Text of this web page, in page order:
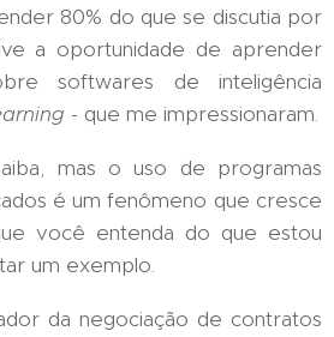
80% do que se discutia por
a oportunidade de aprender
softwares de inteligência
- que me impressionaram.
mas o uso de programas
é um fenômeno que cresce
você entenda do que estou
um exemplo.
da negociação de contratos